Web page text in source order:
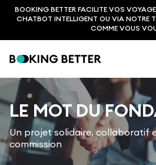
BOOKING BETTER FACILITE VOS
CHATBOT INTELLIGENT OU VIA NOTRE
COMME VOUS
LE MOT DU
Un projet solidaire, collaboratif
commission